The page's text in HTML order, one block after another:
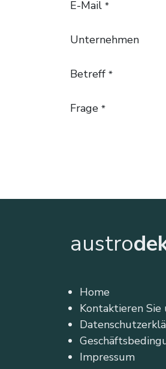
E-Mail *
Unternehmen
Betreff *
Frage *
austro
Home
Kontaktieren Sie
Impressum